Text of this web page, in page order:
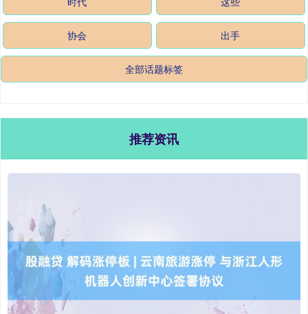
协会 出手
全部话题标签
推荐资讯